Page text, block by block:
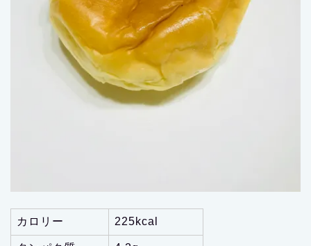
カロリー 225kcal